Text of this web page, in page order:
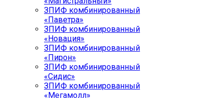
ЗПИФ комбинированный
«Паветра»
ЗПИФ комбинированный
«Новация»
ЗПИФ комбинированный
«Пирон»
ЗПИФ комбинированный
«Сидис»
ЗПИФ комбинированный
«Мегамолл»